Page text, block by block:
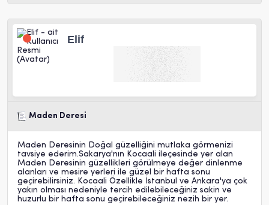
Elif
Maden Deresi
Maden Deresinin Doğal güzelliğini mutlaka görmenizi
tavsiye ederim.Sakarya'nın Kocaali ileçesinde yer alan
Maden Deresinin güzellikleri görülmeye değer dinlenme
alanları ve mesire yerleri ile güzel bir hafta sonu
geçirebilirsiniz. Kocaali Özellikle İstanbul ve Ankara'ya çok
yakın olması nedeniyle tercih edilebileceğiniz sakin ve
huzurlu bir hafta sonu geçirebileceğiniz nezih bir yer.